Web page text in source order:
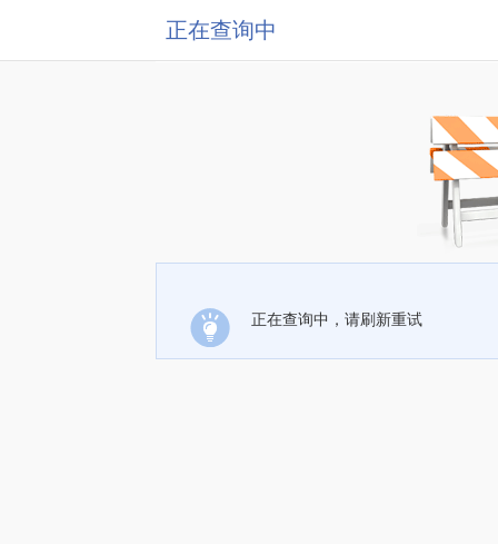
正在查询中
正在查询中，请刷新重试